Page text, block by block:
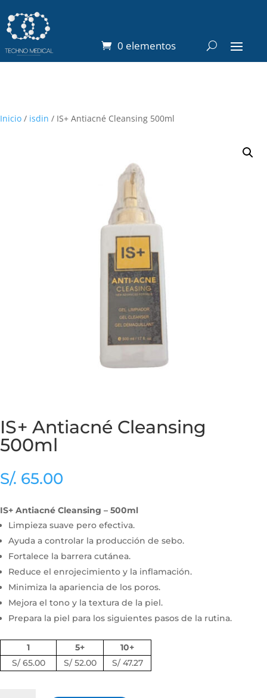
0 elementos
Inicio / isdin / IS+ Antiacné Cleansing 500ml
IS+ Antiacné Cleansing
500ml
S/. 65.00
IS+ Antiacné Cleansing – 500ml
Limpieza suave pero efectiva.
Ayuda a controlar la producción de sebo.
Fortalece la barrera cutánea.
Reduce el enrojecimiento y la inflamación.
Minimiza la apariencia de los poros.
Mejora el tono y la textura de la piel.
Prepara la piel para los siguientes pasos de la rutina.
1 5+
10+
S/ 65.00
S/ 52.00 S/ 47.27